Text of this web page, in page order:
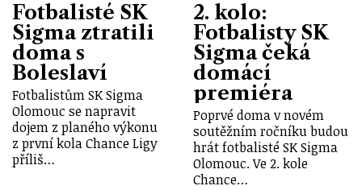
Fotbalisté SK
Sigma ztratili
doma s
Boleslaví
Fotbalistům SK Sigma
Olomouc se napravit
dojem z planého výkonu
z první kola Chance Ligy
příliš…
2. kolo:
Fotbalisty SK
Sigma čeká
domácí
premiéra
Poprvé doma v novém
soutěžním ročníku budou
hrát fotbalisté SK Sigma
Olomouc. Ve 2. kole
Chance…